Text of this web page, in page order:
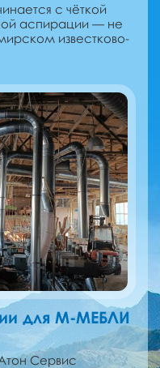
с чёткой
аспирации — не
известково-
для М-МЕБЛИ
Сервис